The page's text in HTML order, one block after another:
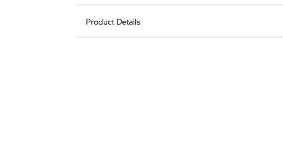
Product Details